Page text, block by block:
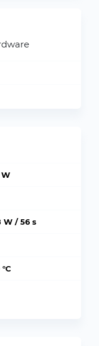
W
W / 56 s